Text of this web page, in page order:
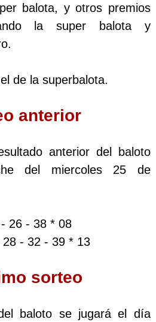
balota, y otros premios
la super balota y
de la superbalota.
anterior
anterior del baloto
del miercoles 25 de
26 - 38 * 08
- 32 - 39 * 13
sorteo
baloto se jugará el día